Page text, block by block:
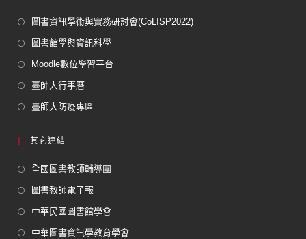
圖書資訊學術與實務研討會(CoLISP2022)
圖書館學與資訊科學
Moodle數位學習平台
臺師大行事曆
臺師大防疫專區
其它連結
全國圖書教師輔導團
圖書教師電子報
中華民國圖書館學會
中華圖書資訊學教育學會